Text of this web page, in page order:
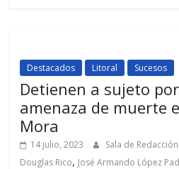
Destacados Litoral Sucesos
Detienen a sujeto
amenaza de muerte
Mora
14 julio, 2023 Sala de Redacción
Douglas Rico, José Armando López